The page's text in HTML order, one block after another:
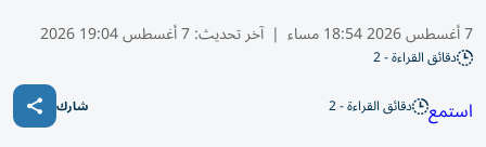
7 أغسطس 2026 18:54 مساء | آخر تحديث:7 أغسطس 19:04 2026
دقائق القراءة - 2
استمع دقائق القراءة - 2 شارك